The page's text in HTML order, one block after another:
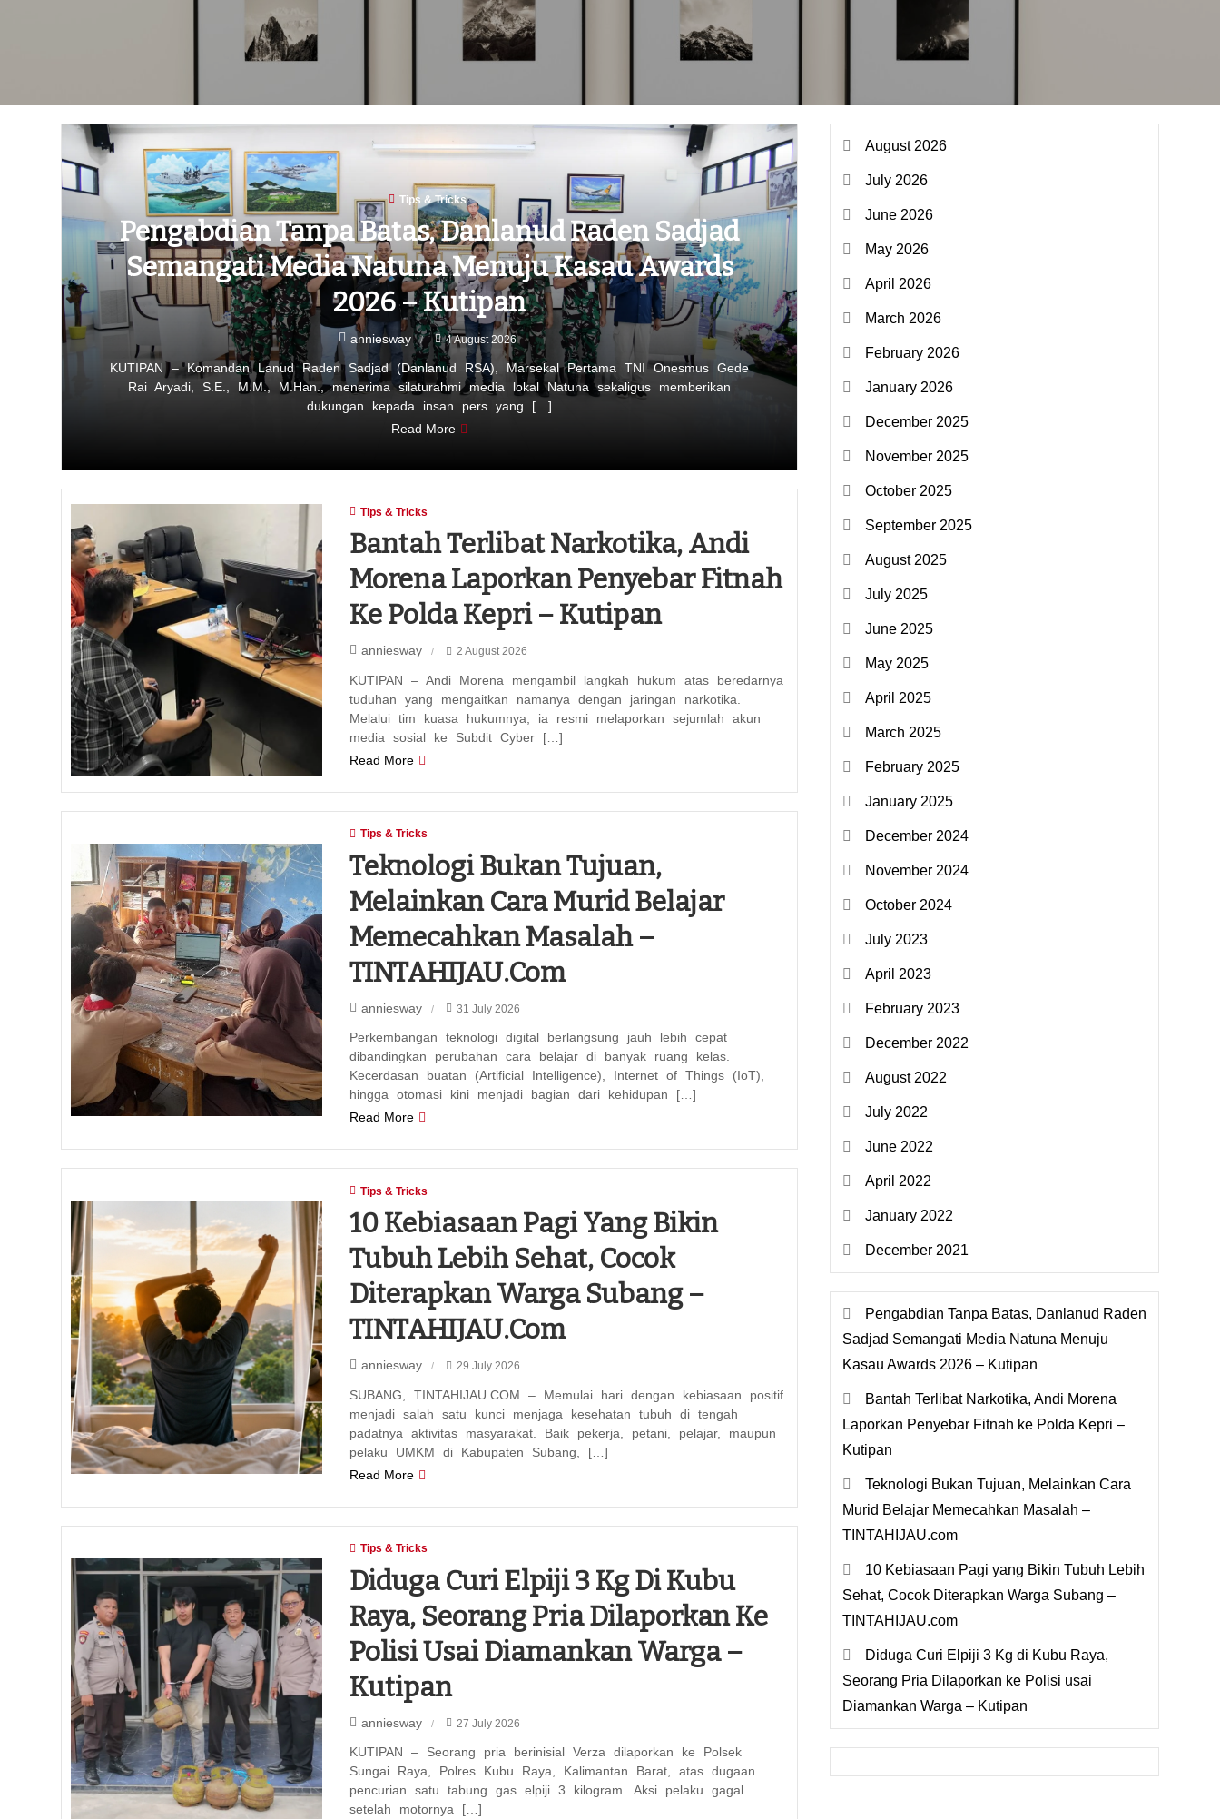
Tips & Tricks
Pengabdian Tanpa Batas, Danlanud Raden Sadjad
Semangati Media Natuna Menuju Kasau Awards
2026 – Kutipan
anniesway 4 August 2026
KUTIPAN – Komandan Lanud Raden Sadjad (Danlanud RSA), Marsekal Pertama TNI Onesmus Gede
Rai Aryadi, S.E., M.M., M.Han., menerima silaturahmi media lokal Natuna sekaligus memberikan
dukungan kepada insan pers yang […]
Read More
Tips & Tricks
Bantah Terlibat Narkotika, Andi
Morena Laporkan Penyebar Fitnah
Ke Polda Kepri – Kutipan
anniesway 2 August 2026
KUTIPAN – Andi Morena mengambil langkah hukum atas beredarnya
tuduhan yang mengaitkan namanya dengan jaringan narkotika.
Melalui tim kuasa hukumnya, ia resmi melaporkan sejumlah akun
media sosial ke Subdit Cyber […]
Read More
Tips & Tricks
Teknologi Bukan Tujuan,
Melainkan Cara Murid Belajar
Memecahkan Masalah –
TINTAHIJAU.com
anniesway 31 July 2026
Perkembangan teknologi digital berlangsung jauh lebih cepat
dibandingkan perubahan cara belajar di banyak ruang kelas.
Kecerdasan buatan (Artificial Intelligence), Internet of Things (IoT),
hingga otomasi kini menjadi bagian dari kehidupan […]
Read More
Tips & Tricks
10 Kebiasaan Pagi Yang Bikin
Tubuh Lebih Sehat, Cocok
Diterapkan Warga Subang –
TINTAHIJAU.com
anniesway 29 July 2026
SUBANG, TINTAHIJAU.COM – Memulai hari dengan kebiasaan positif
menjadi salah satu kunci menjaga kesehatan tubuh di tengah
padatnya aktivitas masyarakat. Baik pekerja, petani, pelajar, maupun
pelaku UMKM di Kabupaten Subang, […]
Read More
Tips & Tricks
Diduga Curi Elpiji 3 Kg Di Kubu
Raya, Seorang Pria Dilaporkan Ke
Polisi Usai Diamankan Warga –
Kutipan
anniesway 27 July 2026
KUTIPAN – Seorang pria berinisial Verza dilaporkan ke Polsek
Sungai Raya, Polres Kubu Raya, Kalimantan Barat, atas dugaan
pencurian satu tabung gas elpiji 3 kilogram. Aksi pelaku gagal
setelah motornya […]
August 2026
July 2026
June 2026
May 2026
April 2026
March 2026
February 2026
January 2026
December 2025
November 2025
October 2025
September 2025
August 2025
July 2025
June 2025
May 2025
April 2025
March 2025
February 2025
January 2025
December 2024
November 2024
October 2024
July 2023
April 2023
February 2023
December 2022
August 2022
July 2022
June 2022
April 2022
January 2022
December 2021
Pengabdian Tanpa Batas, Danlanud Raden
Sadjad Semangati Media Natuna Menuju
Kasau Awards 2026 – Kutipan
Bantah Terlibat Narkotika, Andi Morena
Laporkan Penyebar Fitnah ke Polda Kepri –
Kutipan
Teknologi Bukan Tujuan, Melainkan Cara
Murid Belajar Memecahkan Masalah –
TINTAHIJAU.com
10 Kebiasaan Pagi yang Bikin Tubuh Lebih
Sehat, Cocok Diterapkan Warga Subang –
TINTAHIJAU.com
Diduga Curi Elpiji 3 Kg di Kubu Raya,
Seorang Pria Dilaporkan ke Polisi usai
Diamankan Warga – Kutipan